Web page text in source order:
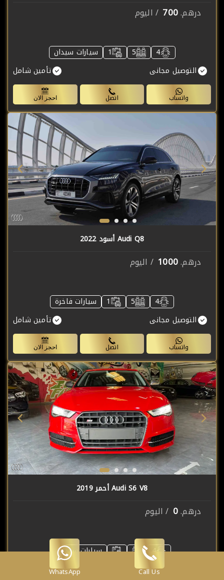
درهم.700 / اليوم
4
5
1
سيارات سيدان
التوصيل مجانى
تأمين شامل
واتساب اتصل احجز الان
Audi Q8 أسود 2022
درهم.1000 / اليوم
4
5
1
سيارات فاخرة
التوصيل مجانى
تأمين شامل
واتساب اتصل احجز الان
Audi S6 V8 أحمر 2019
درهم.0 / اليوم
سيارات سيدان
التوصيل مجانى
تأمين شاملWhatsApp Call Us